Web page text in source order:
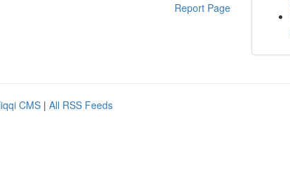
Report Page
CMS | All RSS Feeds